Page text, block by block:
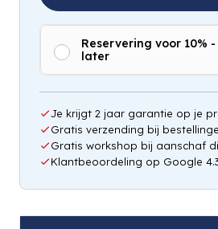
Reservering voor 10%
later
Je krijgt 2 jaar garantie op je
Gratis verzending bij
Gratis workshop bij aanschaf
Klantbeoordeling op Google